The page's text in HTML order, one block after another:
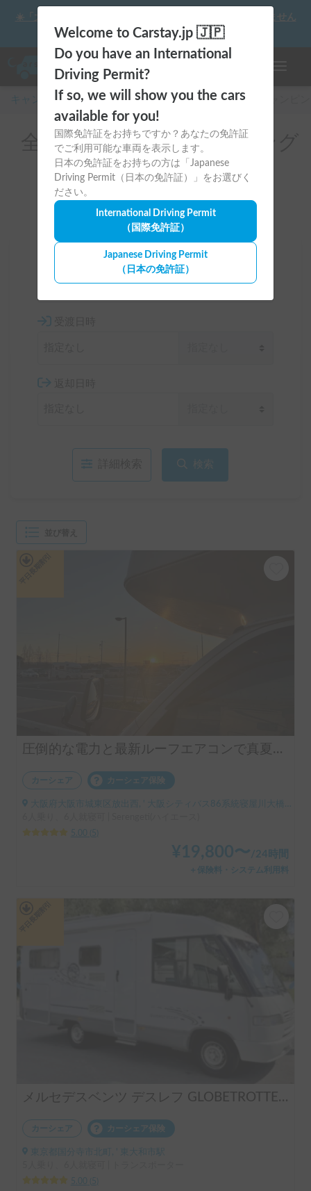
Welcome to Carstay.jp 🇯🇵
Do you have an International
Driving Permit?
If so, we will show you the cars
available for you!
国際免許証をお持ちですか？あなたの免許証
でご利用可能な車両を表示します。
日本の免許証をお持ちの方は「Japanese
Driving Permit（日本の免許証）」をお選びく
ださい。
International Driving Permit
（国際免許証）
Japanese Driving Permit
（日本の免許証）
☀️「大曲の花火」をキャンピングカーで最高の思い出にしません
か？
キャンピングカー・車中泊スポット予約はCarstay
全国のレンタルキャンピング
カー(BBQ設備一式あり)
全国
検索
圧倒的な電力と最新ルーフエアコンで真夏の車内も快適！安心のトイレも完備！ペット🐶😺同乗も可能！走行安定性抜群の4WDキャンピングカーで未知の旅に出掛けませんか？
カーシェア カーシェア保険
大阪府大阪市城東区放出西, ' 大阪シティバス86系統寝屋川大橋停留所
5.00
5
¥ 19,800〜 /24時間
＋保険料・システム利用料
メルセデスベンツ デスレフ GLOBETROTTER 6人(大人2、小人4)が就寝できる最大級高級ヨーロピアンモーターホーム 大型な車両やMTの運転が好きな方にお勧め 蓄電池9120wh+ソーラー880w搭載で冷暖房完備
カーシェア カーシェア保険
東京都国分寺市北町, ' 東大和市駅
5.00
5